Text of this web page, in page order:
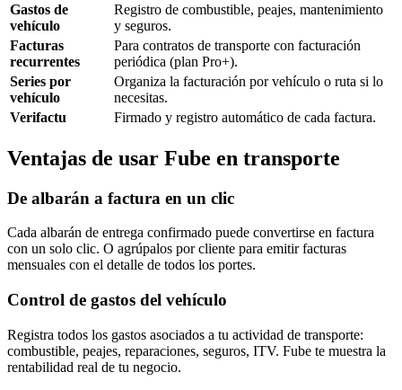
Gastos de
vehículo
Registro de combustible, peajes, mantenimiento
y seguros.
Facturas
recurrentes
Para contratos de transporte con facturación
periódica (plan Pro+).
Series por
vehículo
Organiza la facturación por vehículo o ruta si lo
necesitas.
Verifactu
Firmado y registro automático de cada factura.
Ventajas de usar Fube en transporte
De albarán a factura en un clic
Cada albarán de entrega confirmado puede convertirse en factura
con un solo clic. O agrúpalos por cliente para emitir facturas
mensuales con el detalle de todos los portes.
Control de gastos del vehículo
Registra todos los gastos asociados a tu actividad de transporte:
combustible, peajes, reparaciones, seguros, ITV. Fube te muestra la
rentabilidad real de tu negocio.